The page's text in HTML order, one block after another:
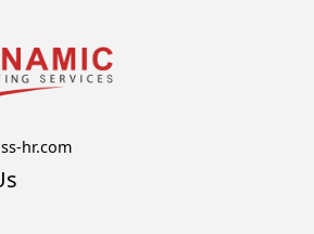
hr.com